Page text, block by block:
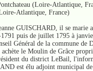
(Loire-Atlantique,
Atlantique, France)
GUISCHARD, il se marie
puis de juillet 1795 à
Général de la commune de
le Moulin de Grâce
du district LeBail,
est élu adjoint municipal